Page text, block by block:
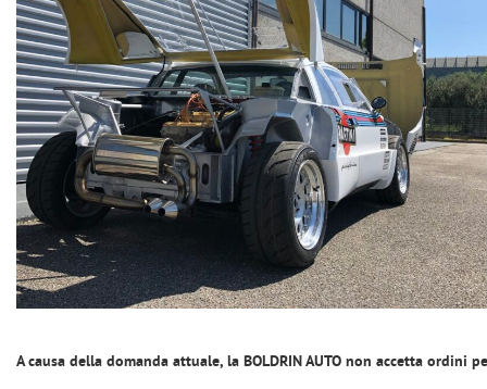
A causa della domanda attuale, la BOLDRIN AUTO non accetta